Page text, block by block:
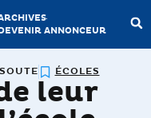
ANNONCEUR
ÉCOLES
leur